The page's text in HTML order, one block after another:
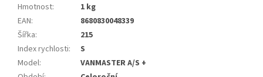
Hmotnost:
1 kg
EAN:
8680830048339
Šířka:
215
Index rychlosti:
S
Model:
VANMASTER A/S +